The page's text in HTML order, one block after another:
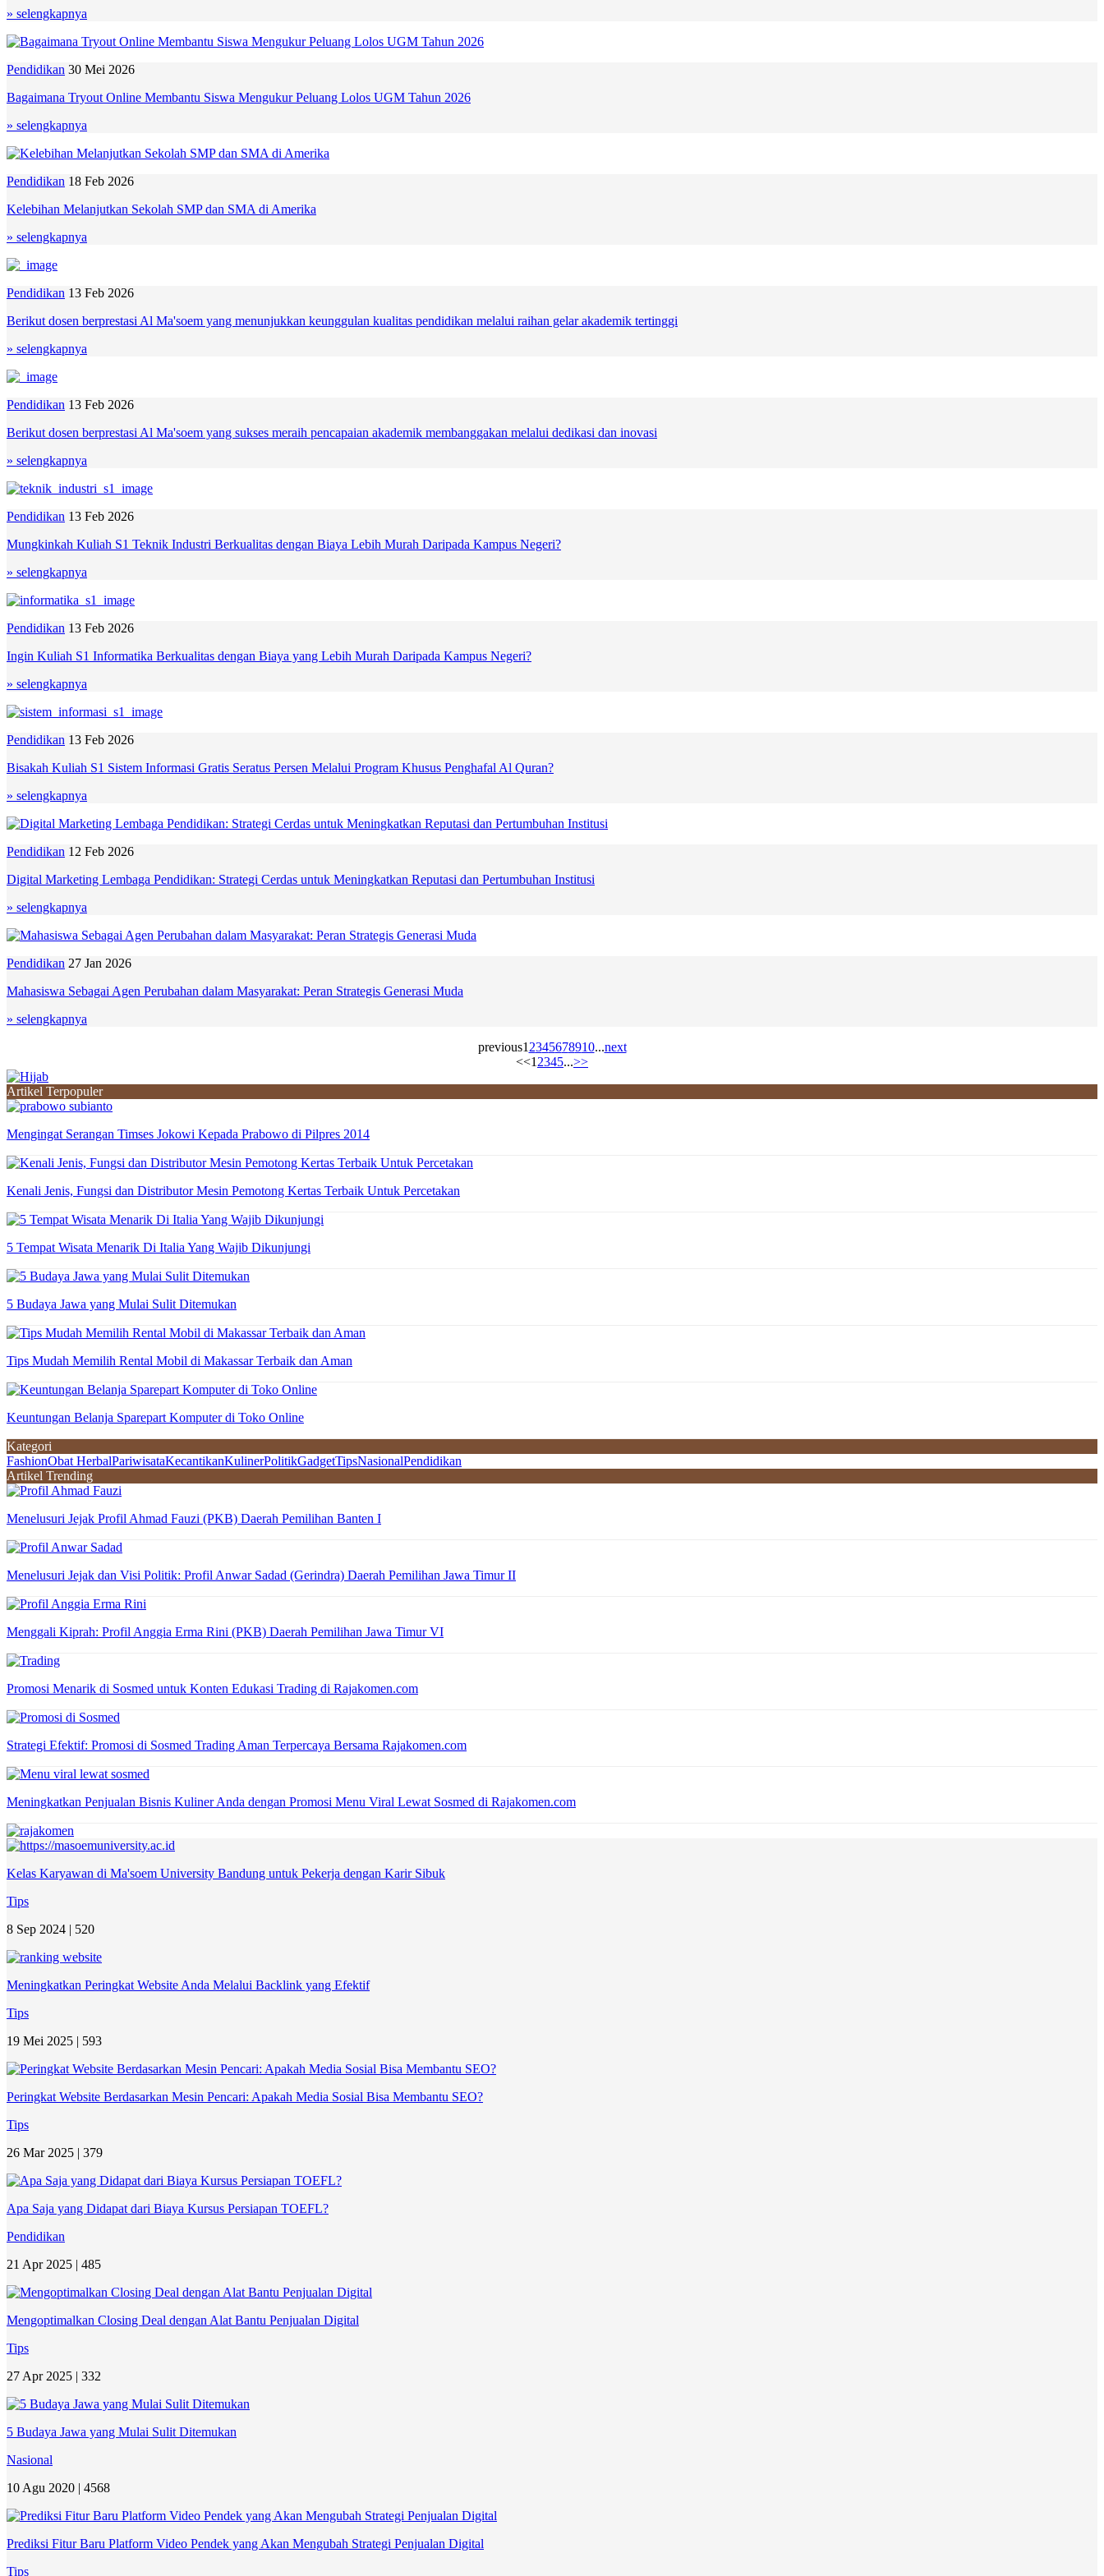
» selengkapnya
Pendidikan 30 Mei 2026
Bagaimana Tryout Online Membantu Siswa Mengukur Peluang Lolos UGM Tahun 2026
» selengkapnya
Pendidikan 18 Feb 2026
Kelebihan Melanjutkan Sekolah SMP dan SMA di Amerika
» selengkapnya
Pendidikan 13 Feb 2026
Berikut dosen berprestasi Al Ma'soem yang menunjukkan keunggulan kualitas pendidikan melalui raihan gelar akademik tertinggi
» selengkapnya
Pendidikan 13 Feb 2026
Berikut dosen berprestasi Al Ma'soem yang sukses meraih pencapaian akademik membanggakan melalui dedikasi dan inovasi
» selengkapnya
Pendidikan 13 Feb 2026
Mungkinkah Kuliah S1 Teknik Industri Berkualitas dengan Biaya Lebih Murah Daripada Kampus Negeri?
» selengkapnya
Pendidikan 13 Feb 2026
Ingin Kuliah S1 Informatika Berkualitas dengan Biaya yang Lebih Murah Daripada Kampus Negeri?
» selengkapnya
Pendidikan 13 Feb 2026
Bisakah Kuliah S1 Sistem Informasi Gratis Seratus Persen Melalui Program Khusus Penghafal Al Quran?
» selengkapnya
Pendidikan 12 Feb 2026
Digital Marketing Lembaga Pendidikan: Strategi Cerdas untuk Meningkatkan Reputasi dan Pertumbuhan Institusi
» selengkapnya
Pendidikan 27 Jan 2026
Mahasiswa Sebagai Agen Perubahan dalam Masyarakat: Peran Strategis Generasi Muda
» selengkapnya
previous1 2345678910...next
<<1 2345...>>
Artikel Terpopuler
Mengingat Serangan Timses Jokowi Kepada Prabowo di Pilpres 2014
Kenali Jenis, Fungsi dan Distributor Mesin Pemotong Kertas Terbaik Untuk Percetakan
5 Tempat Wisata Menarik Di Italia Yang Wajib Dikunjungi
5 Budaya Jawa yang Mulai Sulit Ditemukan
Tips Mudah Memilih Rental Mobil di Makassar Terbaik dan Aman
Keuntungan Belanja Sparepart Komputer di Toko Online
Kategori
FashionObat HerbalPariwisataKecantikanKulinerPolitikGadgetTipsNasionalPendidikan
Artikel Trending
Menelusuri Jejak Profil Ahmad Fauzi (PKB) Daerah Pemilihan Banten I
Menelusuri Jejak dan Visi Politik: Profil Anwar Sadad (Gerindra) Daerah Pemilihan Jawa Timur II
Menggali Kiprah: Profil Anggia Erma Rini (PKB) Daerah Pemilihan Jawa Timur VI
Promosi Menarik di Sosmed untuk Konten Edukasi Trading di Rajakomen.com
Strategi Efektif: Promosi di Sosmed Trading Aman Terpercaya Bersama Rajakomen.com
Meningkatkan Penjualan Bisnis Kuliner Anda dengan Promosi Menu Viral Lewat Sosmed di Rajakomen.com
Kelas Karyawan di Ma'soem University Bandung untuk Pekerja dengan Karir Sibuk
Tips
8 Sep 2024 | 520
Meningkatkan Peringkat Website Anda Melalui Backlink yang Efektif
Tips
19 Mei 2025 | 593
Peringkat Website Berdasarkan Mesin Pencari: Apakah Media Sosial Bisa Membantu SEO?
Tips
26 Mar 2025 | 379
Apa Saja yang Didapat dari Biaya Kursus Persiapan TOEFL?
Pendidikan
21 Apr 2025 | 485
Mengoptimalkan Closing Deal dengan Alat Bantu Penjualan Digital
Tips
27 Apr 2025 | 332
5 Budaya Jawa yang Mulai Sulit Ditemukan
Nasional
10 Agu 2020 | 4568
Prediksi Fitur Baru Platform Video Pendek yang Akan Mengubah Strategi Penjualan Digital
Tips